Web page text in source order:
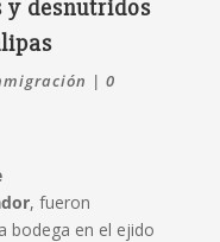
y desnutridos
| 0
, fueron
bodega en el ejido